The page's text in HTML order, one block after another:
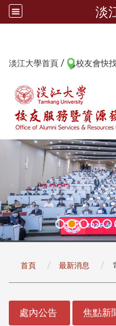
淡
淡江大學首頁 / 校友會快
首頁 最新消息
處內公告 焦點新